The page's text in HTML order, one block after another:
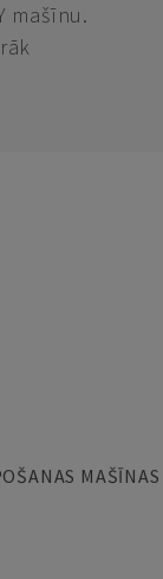
mašīnu.
MAŠĪNAS